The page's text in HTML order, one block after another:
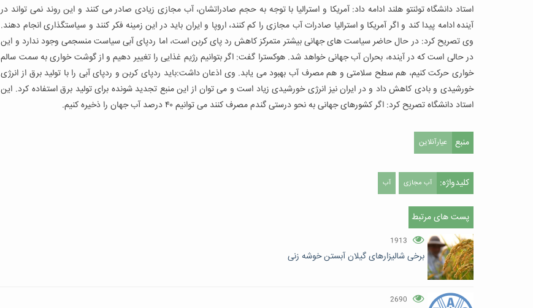
استاد دانشگاه توئنتو هلند ادامه داد: آمریکا و استرالیا با توجه به حجم صادراتشان، آب مجازی زیادی صادر می کنند و این روند نمی تواند در
آینده ادامه پیدا کند و اگر آمریکا و استرالیا صادرات آب مجازی را کم کنند، اروپا و ایران باید در این زمینه فکر کنند و سیاستگذاری انجام دهند.
وی تصریح کرد: در حال حاضر سیاست های جهانی بیشتر متمرکز کاهش رد پای کربن است، اما ردپای آبی سیاست منسجمی وجود ندارد و این
در حالی است که در آینده، بحران آب جهانی خواهد شد. هوکسترا گفت: اگر بتوانیم رژیم غذایی را تغییر دهیم و از گوشت خواری به سمت سالم
خواری حرکت کنیم، هم سطح سلامتی و هم مصرف آب بهبود می یابد. وی اذعان داشت:باید ردپای کربن و ردپای آبی را با تولید برق از انرژی
خورشیدی و بادی کاهش داد و در ایران نیز انرژی خورشیدی زیاد است و می توان از این منبع تجدید شونده برای تولید برق استفاده کرد. این
استاد دانشگاه تصریح کرد: اگر کشورهای جهانی به نحو درستی گندم مصرف کنند می توانیم ۴۰ درصد آب جهان را ذخیره کنیم.
منبع عیارآنلاین
کلیدواژه: آب مجازی آب
پست های مرتبط
1913
برخی شالیزارهای گیلان آبستن خوشه زنی
2690